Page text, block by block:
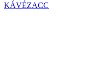
KÁVÉZACC